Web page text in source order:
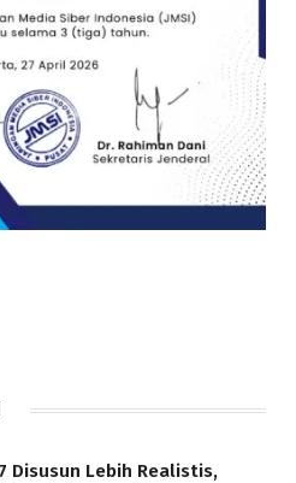
Disusun Lebih Realistis,